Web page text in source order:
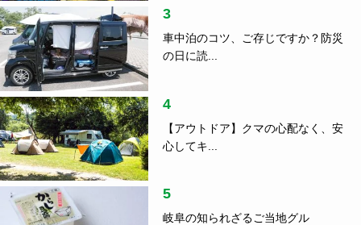
3
車中泊のコツ、ご存じですか？防災
の日に読...
4
【アウトドア】クマの心配なく、安
心してキ...
5
岐阜の知られざるご当地グル